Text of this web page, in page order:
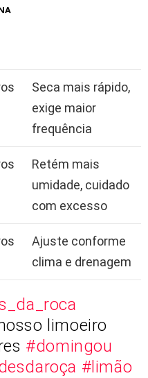
Seca mais rápido,
exige maior
frequência
Retém mais
umidade, cuidado
com excesso
Ajuste conforme
clima e drenagem
limoeiro
#domingou
#limão